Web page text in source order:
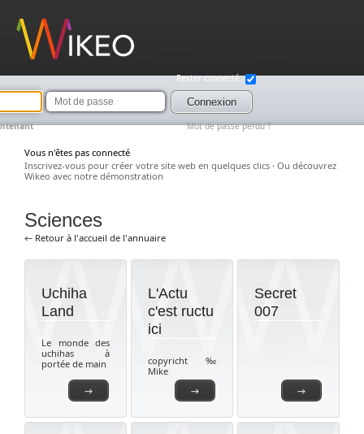
Rester connecté
Mot
de
passe
Connexion
Mot de passe perdu ?
Vous n'êtes pas connecté
Inscrivez-vous pour créer votre site web en quelques clics · Ou découvrez
Wikeo avec notre démonstration
Sciences
← Retour à l'accueil de l'annuaire
→
Uchiha
Land
Le monde des
uchihas à
portée de main
→
L'Actu
c'est ructu
ici
copyricht ‰
Mike
→
Secret
007